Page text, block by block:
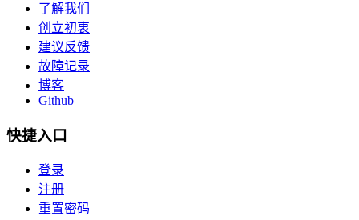
了解我们
创立初衷
建议反馈
故障记录
博客
Github
快捷入口
登录
注册
重置密码